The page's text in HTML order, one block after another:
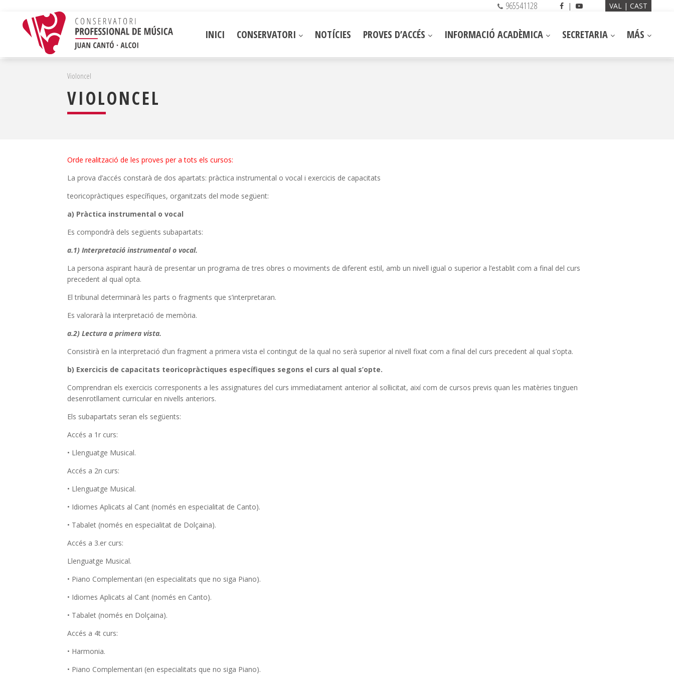
965541128 | VAL CAST
INICI CONSERVATORI NOTÍCIES PROVES D’ACCÉS INFORMACIÓ ACADÈMICA SECRETARIA MÁS
Violoncel
VIOLONCEL
Orde realització de les proves per a tots els cursos:
La prova d’accés constarà de dos apartats: pràctica instrumental o vocal i exercicis de capacitats
teoricopràctiques específiques, organitzats del mode següent:
a) Pràctica instrumental o vocal
Es compondrà dels següents subapartats:
a.1) Interpretació instrumental o vocal.
La persona aspirant haurà de presentar un programa de tres obres o moviments de diferent estil, amb un nivell igual o superior a l’establit com a final del curs
precedent al qual opta.
El tribunal determinarà les parts o fragments que s’interpretaran.
Es valorarà la interpretació de memòria.
a.2) Lectura a primera vista.
Consistirà en la interpretació d’un fragment a primera vista el contingut de la qual no serà superior al nivell fixat com a final del curs precedent al qual s’opta.
b) Exercicis de capacitats teoricopràctiques específiques segons el curs al qual s’opte.
Comprendran els exercicis corresponents a les assignatures del curs immediatament anterior al sol·licitat, així com de cursos previs quan les matèries tinguen
desenrotllament curricular en nivells anteriors.
Els subapartats seran els següents:
Accés a 1r curs:
• Llenguatge Musical.
Accés a 2n curs:
• Llenguatge Musical.
• Idiomes Aplicats al Cant (només en especialitat de Canto).
• Tabalet (només en especialitat de Dolçaina).
Accés a 3.er curs:
Llenguatge Musical.
• Piano Complementari (en especialitats que no siga Piano).
• Idiomes Aplicats al Cant (només en Canto).
• Tabalet (només en Dolçaina).
Accés a 4t curs:
• Harmonia.
• Piano Complementari (en especialitats que no siga Piano).